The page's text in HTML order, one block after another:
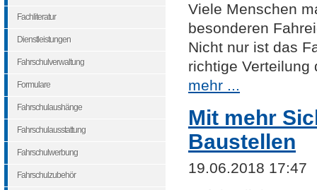
Viele Menschen
besonderen
Nicht nur ist das
richtige Verteilung
mehr ...
Mit mehr
Baustellen
19.06.2018 17:47
Fachliteratur
Dienstleistungen
Fahrschulverwaltung
Formulare
Fahrschulaushänge
Fahrschulausstattung
Fahrschulwerbung
Fahrschulzubehör